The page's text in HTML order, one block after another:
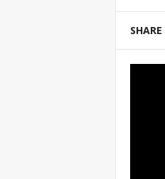
SHARE